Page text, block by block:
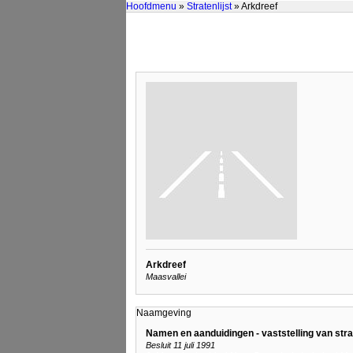
Hoofdmenu » Stratenlijst» Arkdreef
Arkdreef
Maasvallei
Naamgeving
Namen en aanduidingen - vaststelling van
Besluit 11 juli 1991